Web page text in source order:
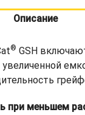
Описание
® GSH
при меньшем